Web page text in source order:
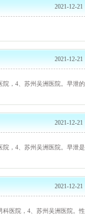
2021-12-21
2021-12-21
，4、苏州吴洲医院。早泄的
2021-12-21
，4、苏州吴洲医院。早泄是
2021-12-21
医院，4、苏州吴洲医院。性